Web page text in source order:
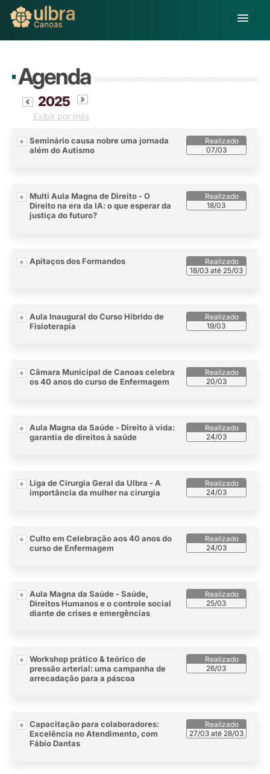
Educação Básica
Pós-graduação
Pesquisa
Extensão
Sobre a ULBRA
Agenda
2025
Exibir por mês
Seminário causa nobre uma jornada
além do Autismo
07/03
Multi Aula Magna de Direito - O
Direito na era da IA: o que esperar da
justiça do futuro?
18/03
Apitaços dos Formandos
18/03 até 25/03
Aula Inaugural do Curso Híbrido de
Fisioterapia
19/03
Câmara Municipal de Canoas celebra
os 40 anos do curso de Enfermagem
20/03
Aula Magna da Saúde - Direito à vida:
garantia de direitos à saúde
24/03
Liga de Cirurgia Geral da Ulbra - A
importância da mulher na cirurgia
24/03
Culto em Celebração aos 40 anos do
curso de Enfermagem
24/03
Aula Magna da Saúde - Saúde,
Direitos Humanos e o controle social
diante de crises e emergências
25/03
Workshop prático & teórico de
pressão arterial: uma campanha de
arrecadação para a páscoa
26/03
Capacitação para colaboradores:
Excelência no Atendimento, com
Fábio Dantas
27/03 até 28/03